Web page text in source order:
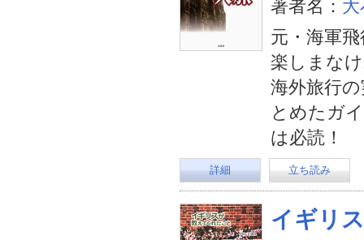
著者名：
元・海軍
楽しまな
海外旅行
とめたガ
は必読！
詳細 立ち読み
イギリ